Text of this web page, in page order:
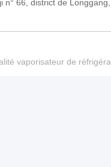
n° 66, district de
vaporisateur de